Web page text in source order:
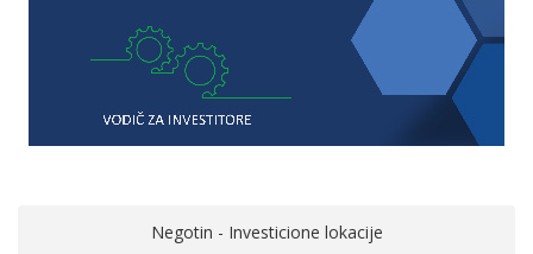
Negotin - Investicione lokacije